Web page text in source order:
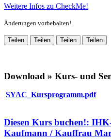
Weitere Infos zu CheckMe!
Änderungen vorbehalten!
Teilen Teilen Teilen Teilen
Download » Kurs- und
SYAC_Kursprogramm.pdf
Diesen Kurs buchen!:
Kaufmann / Kauffrau